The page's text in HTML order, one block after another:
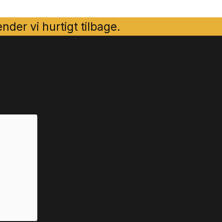
vi hurtigt tilbage.